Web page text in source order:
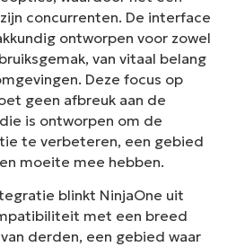
concurrenten. De interface
ontworpen voor zowel
van vitaal belang
Deze focus op
geen afbreuk aan de
is ontworpen om de
te verbeteren, een gebied
moeite mee hebben.
blinkt NinjaOne uit
met een breed
derden, een gebied waar